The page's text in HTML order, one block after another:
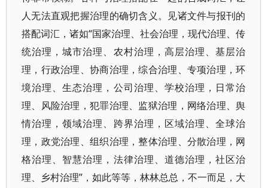
人无法直观把握治理的确切含义。见诸文件与报刊的
搭配词汇，诸如“国家治理、社会治理，现代治理、传
统治理，城市治理、农村治理，高层治理、基层治
理，行政治理、协商治理，综合治理、专项治理，环
境治理、生态治理，公司治理、学校治理，日常治
理、风险治理，犯罪治理、监狱治理，网络治理、舆
情治理，领域治理、跨界治理，区域治理、全球治
理，政党治理、组织治理，整体治理、分散治理，网
格治理、智慧治理，法律治理、道德治理，社区治
理、乡村治理”，如此等等，林林总总，不一而足，大